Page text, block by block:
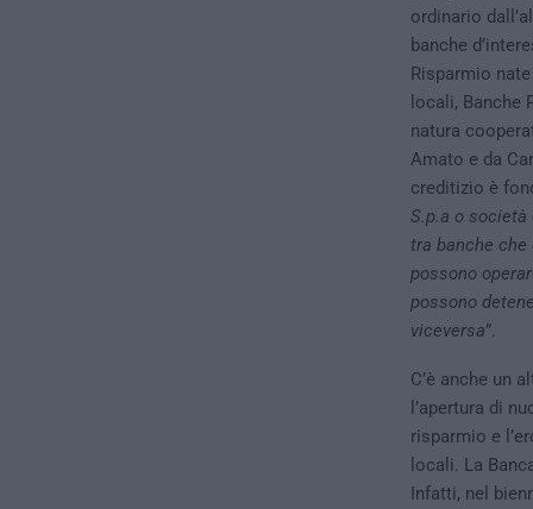
ordinario
banche
Risparmio
locali, Banche
natura
Amato e da
creditizio è
S.p.a o
tra banche
possono
possono
viceversa”.
C’è anche un
l’apertura di
risparmio e
locali. La
Infatti, nel